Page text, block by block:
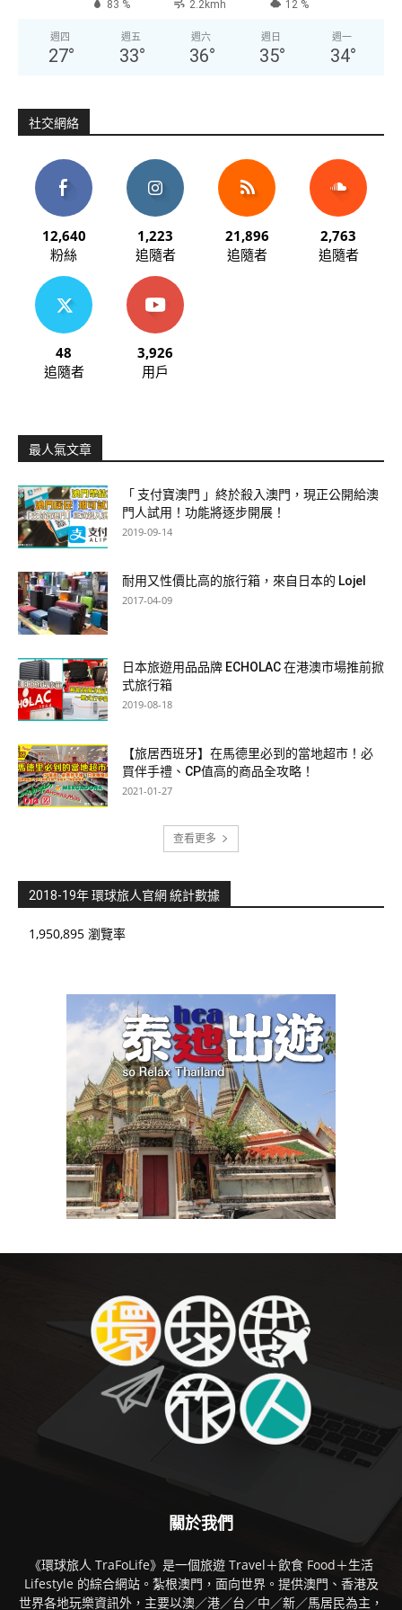
83 % 2.2kmh 12 %
週四
27°
週五
33°
週六
36°
週日
35°
週一
34°
社交網絡
12,640
粉絲
1,223
追隨者
21,896
追隨者
2,763
追隨者
48
追隨者
3,926
用戶
最人氣文章
「 支付寶澳門 」終於殺入澳門，現正公開給澳
門人試用！功能將逐步開展！
2019-09-14
耐用又性價比高的旅行箱，來自日本的 Lojel
2017-04-09
日本旅遊用品品牌 ECHOLAC 在港澳市場推前掀
式旅行箱
2019-08-18
【旅居西班牙】在馬德里必到的當地超市！必
買伴手禮、CP值高的商品全攻略！
2021-01-27
查看更多
2018-19年 環球旅人官網 統計數據
1,950,895 瀏覽率
關於我們
《環球旅人 TraFoLife》是一個旅遊 Travel＋飲食 Food＋生活
Lifestyle 的綜合網站。紮根澳門，面向世界。提供澳門、香港及
世界各地玩樂資訊外，主要以澳／港／台／中／新／馬居民為主，